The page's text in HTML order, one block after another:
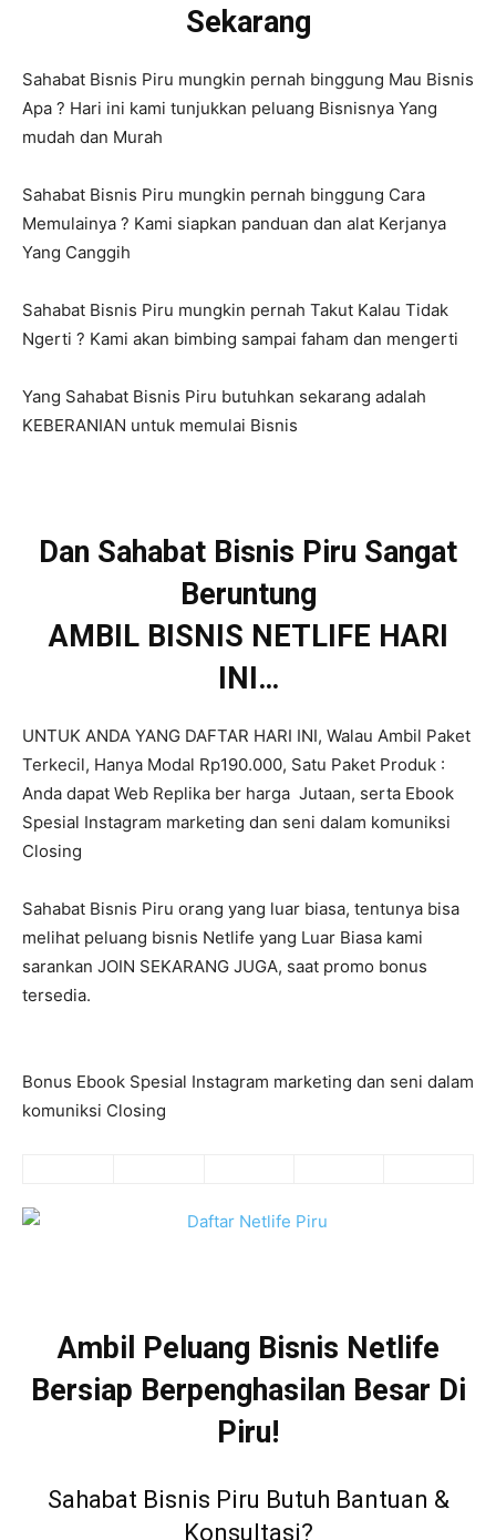
Sekarang
Sahabat Bisnis Piru mungkin pernah binggung Mau Bisnis
Apa ? Hari ini kami tunjukkan peluang Bisnisnya Yang
mudah dan Murah
Sahabat Bisnis Piru mungkin pernah binggung Cara
Memulainya ? Kami siapkan panduan dan alat Kerjanya
Yang Canggih
Sahabat Bisnis Piru mungkin pernah Takut Kalau Tidak
Ngerti ? Kami akan bimbing sampai faham dan mengerti
Yang Sahabat Bisnis Piru butuhkan sekarang adalah
KEBERANIAN untuk memulai Bisnis
Dan Sahabat Bisnis Piru Sangat
Beruntung
AMBIL BISNIS NETLIFE HARI
INI…
UNTUK ANDA YANG DAFTAR HARI INI, Walau Ambil Paket
Terkecil, Hanya Modal Rp190.000, Satu Paket Produk :
Anda dapat Web Replika ber harga Jutaan, serta Ebook
Spesial Instagram marketing dan seni dalam komuniksi
Closing
Sahabat Bisnis Piru orang yang luar biasa, tentunya bisa
melihat peluang bisnis Netlife yang Luar Biasa kami
sarankan JOIN SEKARANG JUGA, saat promo bonus
tersedia.
Bonus Ebook Spesial Instagram marketing dan seni dalam
komuniksi Closing
Ambil Peluang Bisnis Netlife
Bersiap Berpenghasilan Besar Di
Piru!
Sahabat Bisnis Piru Butuh Bantuan &
Konsultasi?